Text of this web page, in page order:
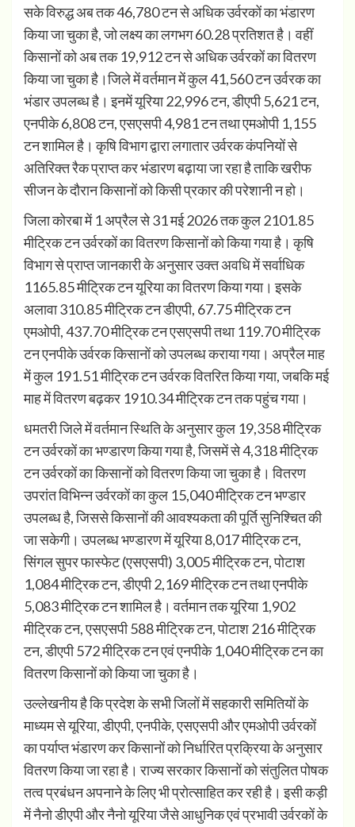
सके विरुद्ध अब तक 46,780 टन से अधिक उर्वरकों का भंडारण
किया जा चुका है, जो लक्ष्य का लगभग 60.28 प्रतिशत है। वहीं
किसानों को अब तक 19,912 टन से अधिक उर्वरकों का वितरण
किया जा चुका है।जिले में वर्तमान में कुल 41,560 टन उर्वरक का
भंडार उपलब्ध है। इनमें यूरिया 22,996 टन, डीएपी 5,621 टन,
एनपीके 6,808 टन, एसएसपी 4,981 टन तथा एमओपी 1,155
टन शामिल है। कृषि विभाग द्वारा लगातार उर्वरक कंपनियों से
अतिरिक्त रैक प्राप्त कर भंडारण बढ़ाया जा रहा है ताकि खरीफ
सीजन के दौरान किसानों को किसी प्रकार की परेशानी न हो।
जिला कोरबा में 1 अप्रैल से 31 मई 2026 तक कुल 2101.85
मीट्रिक टन उर्वरकों का वितरण किसानों को किया गया है। कृषि
विभाग से प्राप्त जानकारी के अनुसार उक्त अवधि में सर्वाधिक
1165.85 मीट्रिक टन यूरिया का वितरण किया गया। इसके
अलावा 310.85 मीट्रिक टन डीएपी, 67.75 मीट्रिक टन
एमओपी, 437.70 मीट्रिक टन एसएसपी तथा 119.70 मीट्रिक
टन एनपीके उर्वरक किसानों को उपलब्ध कराया गया। अप्रैल माह
में कुल 191.51 मीट्रिक टन उर्वरक वितरित किया गया, जबकि मई
माह में वितरण बढ़कर 1910.34 मीट्रिक टन तक पहुंच गया।
धमतरी जिले में वर्तमान स्थिति के अनुसार कुल 19,358 मीट्रिक
टन उर्वरकों का भण्डारण किया गया है, जिसमें से 4,318 मीट्रिक
टन उर्वरकों का किसानों को वितरण किया जा चुका है। वितरण
उपरांत विभिन्न उर्वरकों का कुल 15,040 मीट्रिक टन भण्डार
उपलब्ध है, जिससे किसानों की आवश्यकता की पूर्ति सुनिश्चित की
जा सकेगी। उपलब्ध भण्डारण में यूरिया 8,017 मीट्रिक टन,
सिंगल सुपर फास्फेट (एसएसपी) 3,005 मीट्रिक टन, पोटाश
1,084 मीट्रिक टन, डीएपी 2,169 मीट्रिक टन तथा एनपीके
5,083 मीट्रिक टन शामिल है। वर्तमान तक यूरिया 1,902
मीट्रिक टन, एसएसपी 588 मीट्रिक टन, पोटाश 216 मीट्रिक
टन, डीएपी 572 मीट्रिक टन एवं एनपीके 1,040 मीट्रिक टन का
वितरण किसानों को किया जा चुका है।
उल्लेखनीय है कि प्रदेश के सभी जिलों में सहकारी समितियों के
माध्यम से यूरिया, डीएपी, एनपीके, एसएसपी और एमओपी उर्वरकों
का पर्याप्त भंडारण कर किसानों को निर्धारित प्रक्रिया के अनुसार
वितरण किया जा रहा है। राज्य सरकार किसानों को संतुलित पोषक
तत्व प्रबंधन अपनाने के लिए भी प्रोत्साहित कर रही है। इसी कड़ी
में नैनो डीएपी और नैनो यूरिया जैसे आधुनिक एवं प्रभावी उर्वरकों के